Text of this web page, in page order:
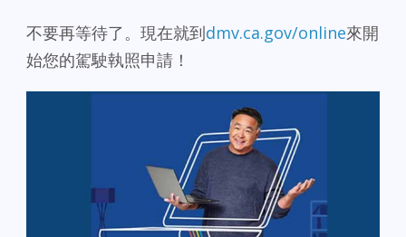
不要再等待了。現在就到dmv.ca.gov/online來開
始您的駕駛執照申請！